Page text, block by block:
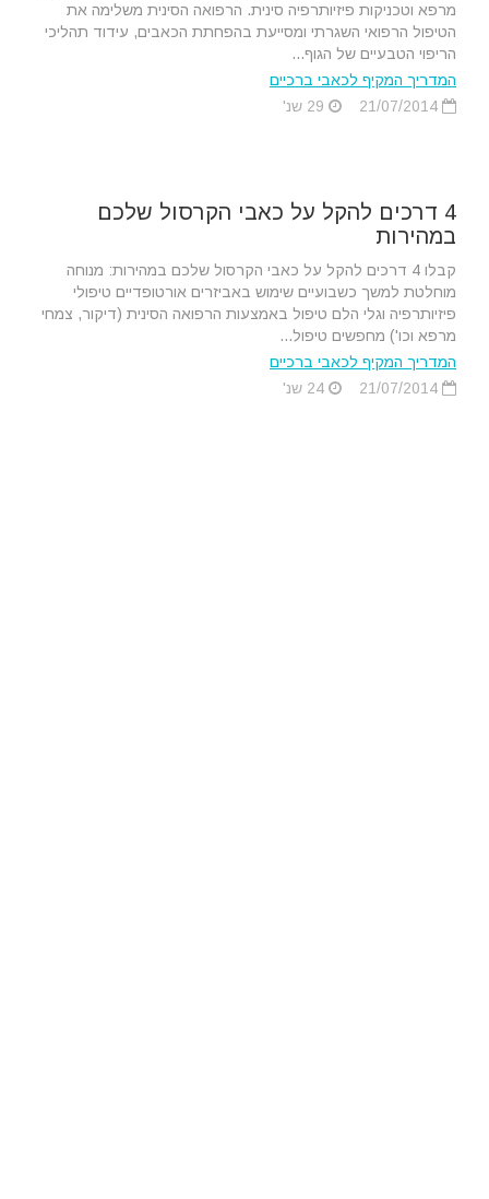
מרפא וטכניקות פיזיותרפיה סינית. הרפואה הסינית משלימה את
הטיפול הרפואי השגרתי ומסייעת בהפחתת הכאבים, עידוד תהליכי
הריפוי הטבעיים של הגוף...
המדריך המקיף לכאבי ברכיים
4 דרכים להקל על כאבי הקרסול שלכם
במהירות
קבלו 4 דרכים להקל על כאבי הקרסול שלכם במהירות: מנוחה
מוחלטת למשך כשבועיים שימוש באביזרים אורטופדיים טיפולי
פיזיותרפיה וגלי הלם טיפול באמצעות הרפואה הסינית (דיקור, צמחי
מרפא וכו') מחפשים טיפול...
המדריך המקיף לכאבי ברכיים